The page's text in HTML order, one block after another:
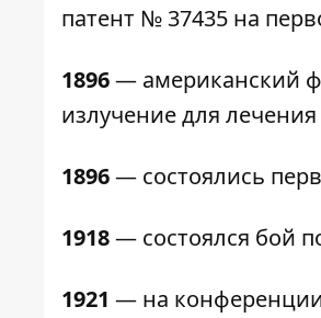
патент № 37435 на
1896— американский
излучение для лечения
1896— состоялись
1918— состоялся бой
1921 — на